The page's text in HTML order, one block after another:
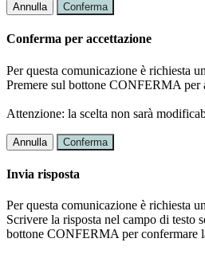
Annulla Conferma
Conferma per accettazione
Per questa comunicazione è richiesta
Premere sul bottone CONFERMA per
Attenzione: la scelta non sarà
Annulla Conferma
Invia risposta
Per questa comunicazione è richiesta
Scrivere la risposta nel campo di testo
bottone CONFERMA per confermare